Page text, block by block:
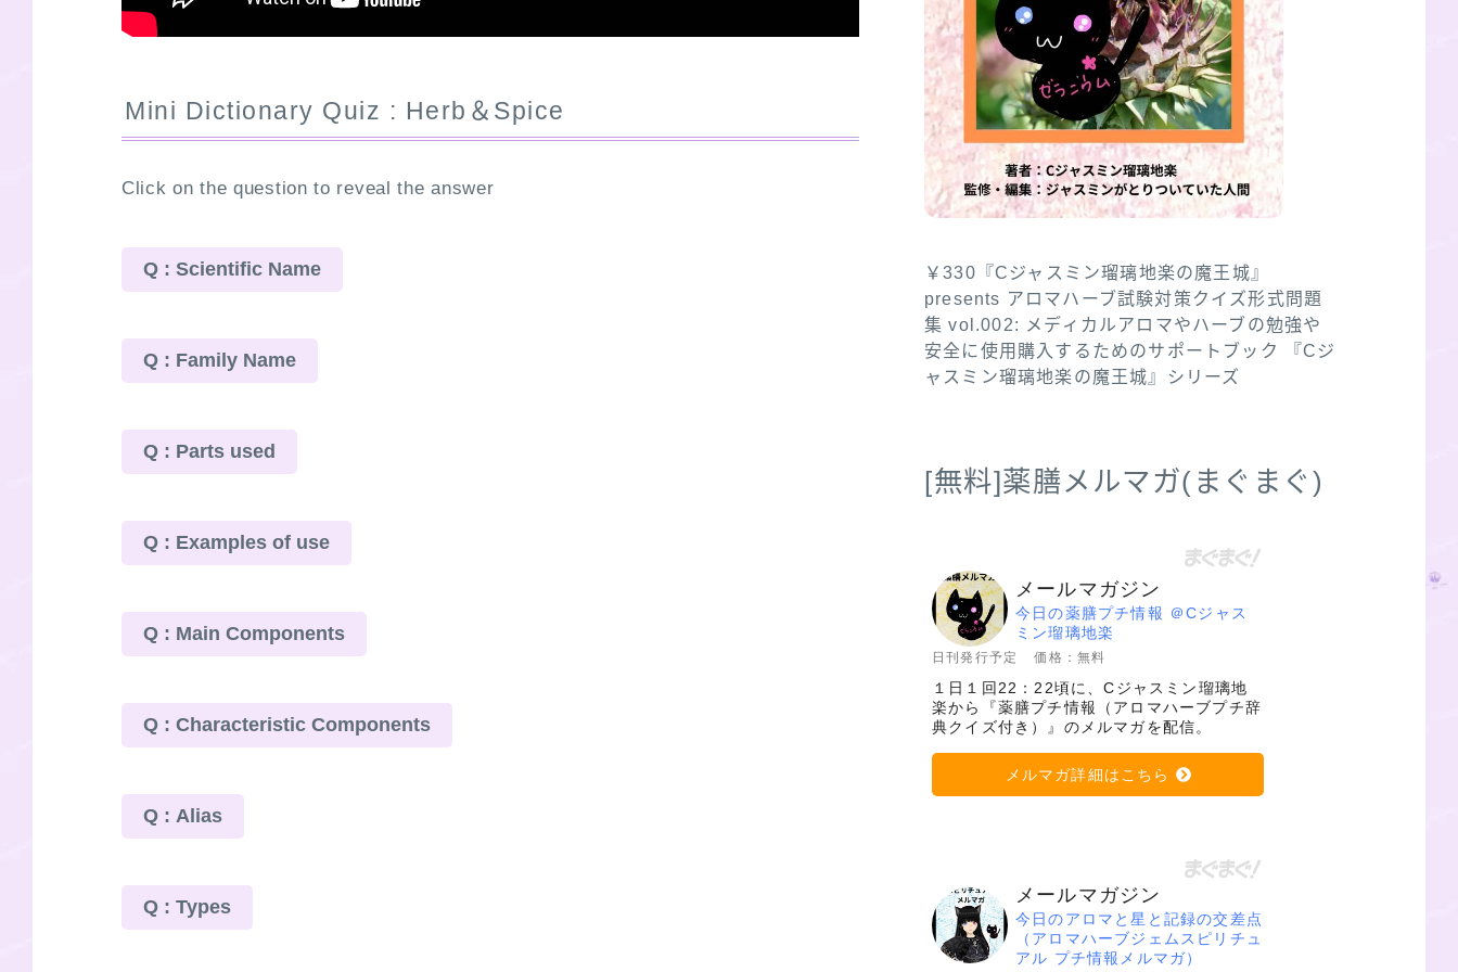
Mini Dictionary Quiz : Herb＆Spice
Click on the question to reveal the answer
Q : Scientific Name
Q : Family Name
Q : Parts used
Q : Examples of use
Q : Main Components
Q : Characteristic Components
Q : Alias
Q : Types
￥330『Cジャスミン瑠璃地楽の魔王城』
presents アロマハーブ試験対策クイズ形式問題
集 vol.002: メディカルアロマやハーブの勉強や
安全に使用購入するためのサポートブック 『Cジ
ャスミン瑠璃地楽の魔王城』シリーズ
[無料]薬膳メルマガ(まぐまぐ)
メールマガジン
今日の薬膳プチ情報 ＠Cジャス
ミン瑠璃地楽
日刊発行予定 価格：無料
１日１回22：22頃に、Cジャスミン瑠璃地
楽から『薬膳プチ情報（アロマハーブプチ辞
典クイズ付き）』のメルマガを配信。
メルマガ詳細はこちら
メールマガジン
今日のアロマと星と記録の交差点
（アロマハーブジェムスピリチュ
アル プチ情報メルマガ）